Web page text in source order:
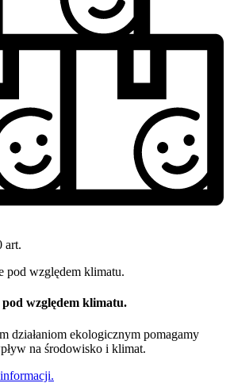
art.
względem klimatu.
działaniom ekologicznym pomagamy
na środowisko i klimat.